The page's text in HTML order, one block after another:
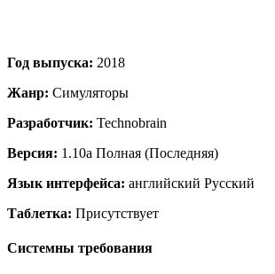
Год выпуска: 2018
Жанр: Симуляторы
Разработчик: Technobrain
Версия: 1.10a Полная (Последняя)
Язык интерфейса: английский Русский
Таблетка: Присутствует
Системны требования